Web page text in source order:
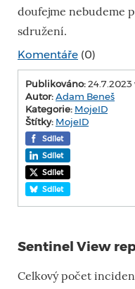
doufejme nebudeme
sdružení.
Komentáře (0)
Publikováno:24.7.2023
Autor:Adam Beneš
Kategorie: MojeID
Štítky: MojeID
Sdílet
Sdílet
Sdílet
Sdílet
Sentinel View
Celkový počet